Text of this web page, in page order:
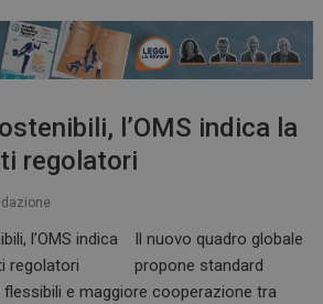
l’OMS indica la
regolatori
Il nuovo quadro globale
propone standard
e maggiore cooperazione tra
Microsoft Corporation
.www.dailyhealthindustry.it
Sessione